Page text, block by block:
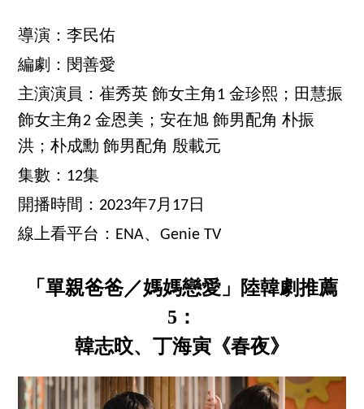
導演：李民佑
編劇：閔善愛
主演演員：崔秀英 飾女主角1 金珍熙；田慧振
飾女主角2 金恩美；安在旭 飾男配角 朴振
洪；朴成勳 飾男配角 殷載元
集數：12集
開播時間：2023年7月17日
線上看平台：ENA、Genie TV
「單親爸爸／媽媽戀愛」陸韓劇推薦
5：
韓志旼、丁海寅《春夜》